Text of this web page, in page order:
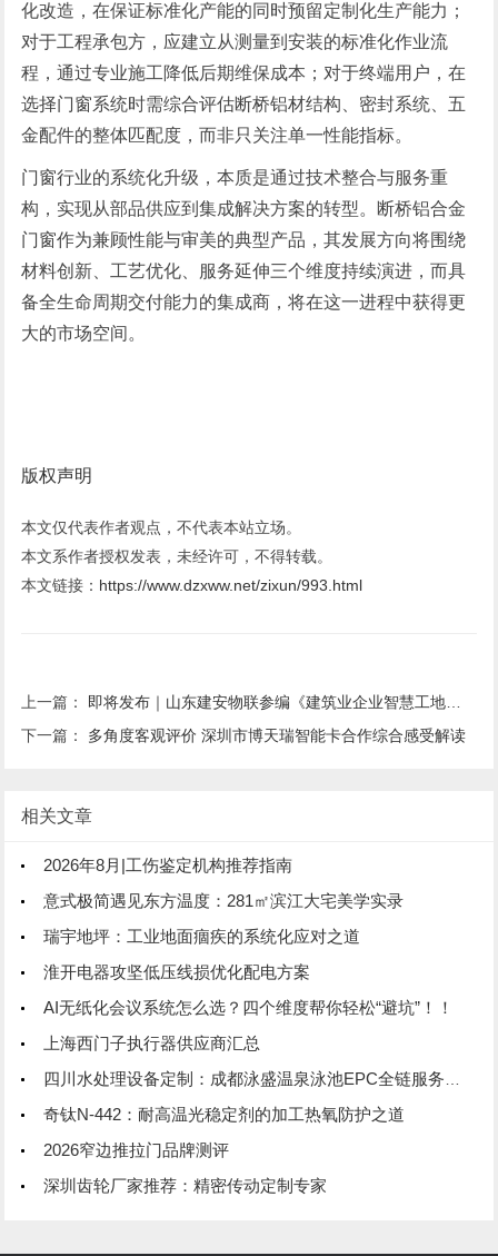
化改造，在保证标准化产能的同时预留定制化生产能力；
对于工程承包方，应建立从测量到安装的标准化作业流
程，通过专业施工降低后期维保成本；对于终端用户，在
选择门窗系统时需综合评估断桥铝材结构、密封系统、五
金配件的整体匹配度，而非只关注单一性能指标。
门窗行业的系统化升级，本质是通过技术整合与服务重
构，实现从部品供应到集成解决方案的转型。断桥铝合金
门窗作为兼顾性能与审美的典型产品，其发展方向将围绕
材料创新、工艺优化、服务延伸三个维度持续演进，而具
备全生命周期交付能力的集成商，将在这一进程中获得更
大的市场空间。
版权声明
本文仅代表作者观点，不代表本站立场。
本文系作者授权发表，未经许可，不得转载。
本文链接： https://www.dzxww.net/zixun/993.html
上一篇： 即将发布｜山东建安物联参编《建筑业企业智慧工地评价标准》
下一篇： 多角度客观评价 深圳市博天瑞智能卡合作综合感受解读
相关文章
2026年8月|工伤鉴定机构推荐指南
意式极简遇见东方温度：281㎡滨江大宅美学实录
瑞宇地坪：工业地面痼疾的系统化应对之道
淮开电器攻坚低压线损优化配电方案
AI无纸化会议系统怎么选？四个维度帮你轻松“避坑”！！
上海西门子执行器供应商汇总
四川水处理设备定制：成都泳盛温泉泳池EPC全链服务方案
奇钛N-442：耐高温光稳定剂的加工热氧防护之道
2026窄边推拉门品牌测评
深圳齿轮厂家推荐：精密传动定制专家